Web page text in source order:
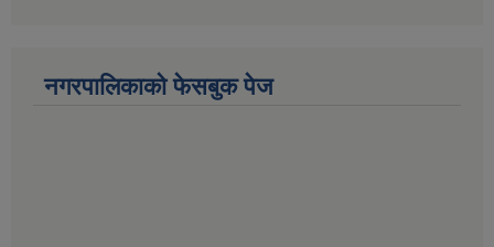
नगरपालिकाको फेसबुक पेज